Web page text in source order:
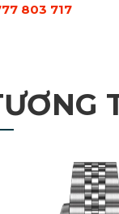
803 717